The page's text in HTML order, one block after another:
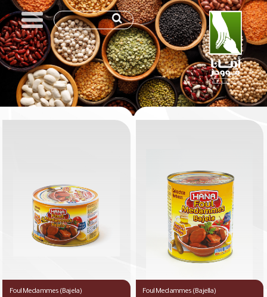
MENU
Skip
to
content
منتجات غير اللحوم
Foul Medammes (Bajela) Foul Medammes (Bajella)